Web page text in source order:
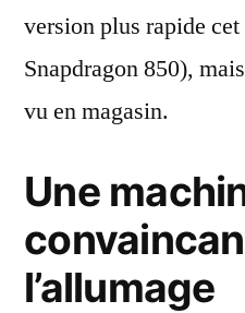
version plus rapide
Snapdragon 850),
vu en magasin.
Une
l’allumage